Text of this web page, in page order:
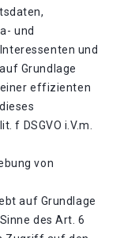
und
und
Grundlage
effizienten
f DSGVO i.V.m.
von
auf Grundlage
des Art. 6